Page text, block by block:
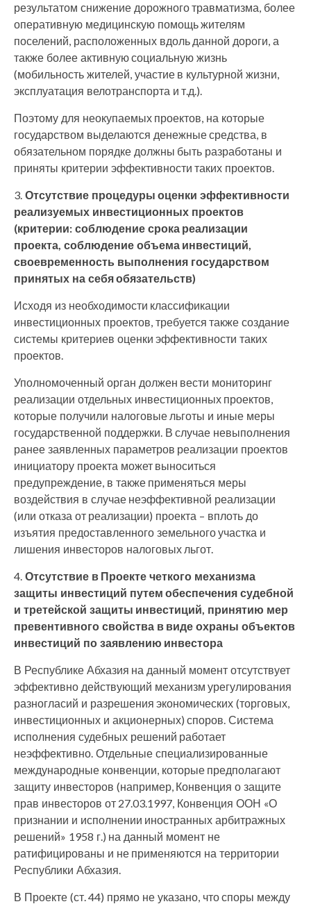
результатом снижение дорожного травматизма, более
оперативную медицинскую помощь жителям
поселений, расположенных вдоль данной дороги, а
также более активную социальную жизнь
(мобильность жителей, участие в культурной жизни,
эксплуатация велотранспорта и т.д.).
Поэтому для неокупаемых проектов, на которые
государством выделаются денежные средства, в
обязательном порядке должны быть разработаны и
приняты критерии эффективности таких проектов.
Отсутствие процедуры оценки эффективности
реализуемых инвестиционных проектов
(критерии: соблюдение срока реализации
проекта, соблюдение объема инвестиций,
своевременность выполнения государством
принятых на себя обязательств)
Исходя из необходимости классификации
инвестиционных проектов, требуется также создание
системы критериев оценки эффективности таких
проектов.
Уполномоченный орган должен вести мониторинг
реализации отдельных инвестиционных проектов,
которые получили налоговые льготы и иные меры
государственной поддержки. В случае невыполнения
ранее заявленных параметров реализации проектов
инициатору проекта может выноситься
предупреждение, в также применяться меры
воздействия в случае неэффективной реализации
(или отказа от реализации) проекта – вплоть до
изъятия предоставленного земельного участка и
лишения инвесторов налоговых льгот.
Отсутствие в Проекте четкого механизма
защиты инвестиций путем обеспечения судебной
и третейской защиты инвестиций, принятию мер
превентивного свойства в виде охраны объектов
инвестиций по заявлению инвестора
В Республике Абхазия на данный момент отсутствует
эффективно действующий механизм урегулирования
разногласий и разрешения экономических (торговых,
инвестиционных и акционерных) споров. Система
исполнения судебных решений работает
неэффективно. Отдельные специализированные
международные конвенции, которые предполагают
защиту инвесторов (например, Конвенция о защите
прав инвесторов от 27.03.1997, Конвенция ООН «О
признании и исполнении иностранных арбитражных
решений» 1958 г.) на данный момент не
ратифицированы и не применяются на территории
Республики Абхазия.
В Проекте (ст. 44) прямо не указано, что споры между